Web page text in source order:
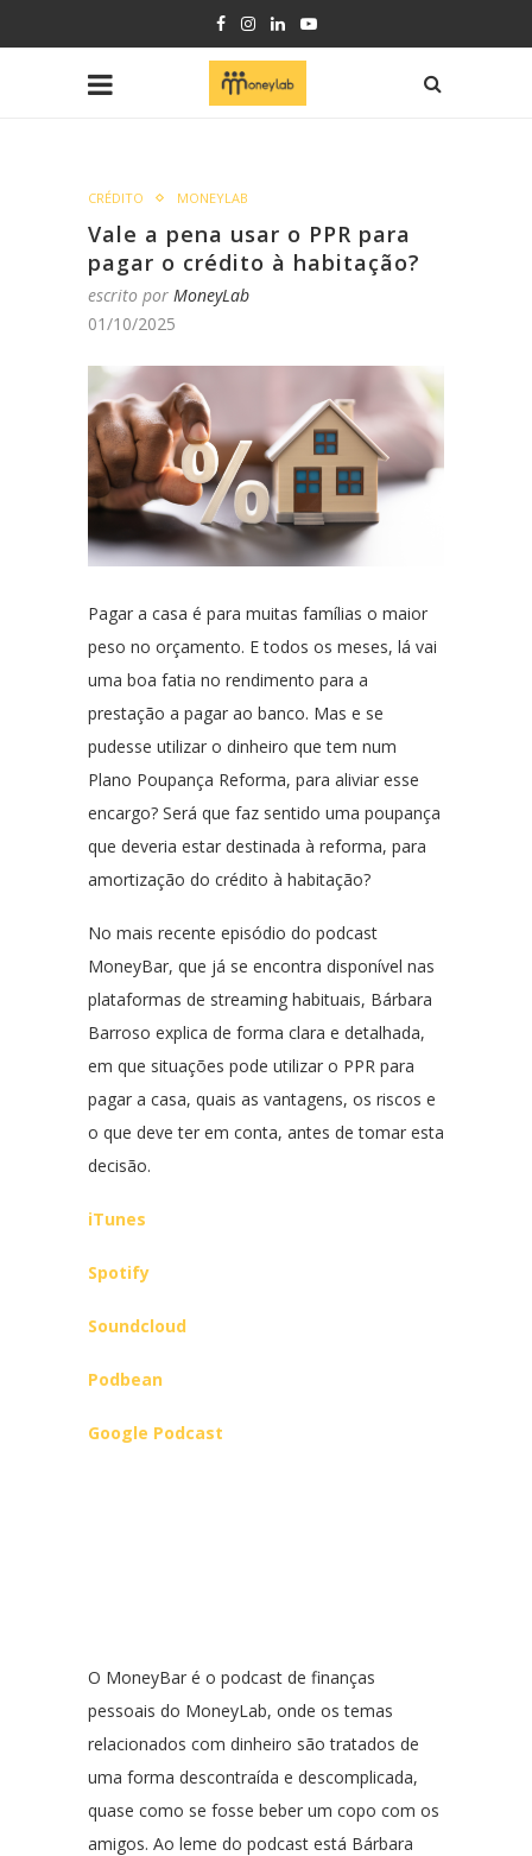
CRÉDITO MONEYLAB
Vale a pena usar o PPR para
pagar o crédito à habitação?
escrito por MoneyLab
01/10/2025
Pagar a casa é para muitas famílias o maior
peso no orçamento. E todos os meses, lá vai
uma boa fatia no rendimento para a
prestação a pagar ao banco. Mas e se
pudesse utilizar o dinheiro que tem num
Plano Poupança Reforma, para aliviar esse
encargo? Será que faz sentido uma poupança
que deveria estar destinada à reforma, para
amortização do crédito à habitação?
No mais recente episódio do podcast
MoneyBar, que já se encontra disponível nas
plataformas de streaming habituais, Bárbara
Barroso explica de forma clara e detalhada,
em que situações pode utilizar o PPR para
pagar a casa, quais as vantagens, os riscos e
o que deve ter em conta, antes de tomar esta
decisão.
iTunes
Spotify
Soundcloud
Podbean
Google Podcast
O MoneyBar é o podcast de finanças
pessoais do MoneyLab, onde os temas
relacionados com dinheiro são tratados de
uma forma descontraída e descomplicada,
quase como se fosse beber um copo com os
amigos. Ao leme do podcast está Bárbara